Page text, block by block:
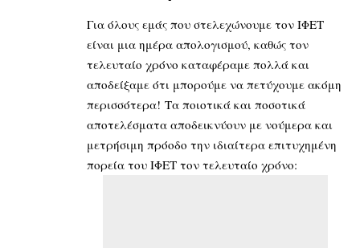
Για όλους εμάς που στελεχώνουμε τον ΙΦΕΤ
είναι μια ημέρα απολογισμού, καθώς τον
τελευταίο χρόνο καταφέραμε πολλά και
αποδείξαμε ότι μπορούμε να πετύχουμε ακόμη
περισσότερα! Τα ποιοτικά και ποσοτικά
αποτελέσματα αποδεικνύουν με νούμερα και
μετρήσιμη πρόοδο την ιδιαίτερα επιτυχημένη
πορεία του ΙΦΕΤ τον τελευταίο χρόνο: